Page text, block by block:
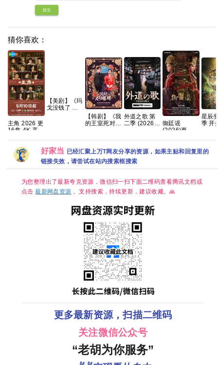
提交
猜你喜欢：
主角 2026 更
16集 4K 高
【美剧】《玛
戈没钱了 第
【8集全】
【14.5G】
【韩剧】《我
的王室死对
玟锡 蔡书安
金海淑2026/
喜剧/爱情/奇
幻/已更最新
夸克
外道之歌 第
二季 (2026)
歌 2 夸克
御廷谣
(2026)更新
国语中字.网
星辰
季 开
好家当 已经汇聚上万T网友分享的资源，如果主贴和回复里的
链接失效，请尝试在站内搜索框搜索
为您整理出了最新夸克资源，微信扫一扫下面二维码查看腾讯文档或
点击最新网盘资源 。支持搜索，持续更新，建议收藏。🙏
更多最新资源，扫描二维码
关注微信公众号
“老胡为你服务”